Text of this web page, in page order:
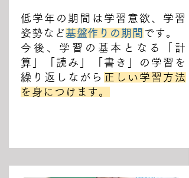
低学年の期間は学習意欲、学習
姿勢など基盤作りの期間 です。
今後、学習の基本となる「計
算」「読み」「書き」の学習を
繰り返しながら 正しい学習方法
を身につけます。